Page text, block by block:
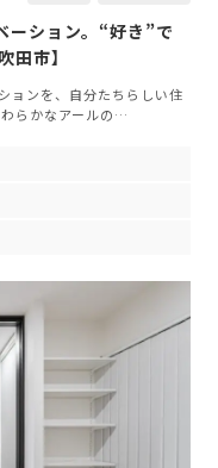
ーション。“好き”で
田市】
ョンを、自分たちらしい住
らかなアールの…